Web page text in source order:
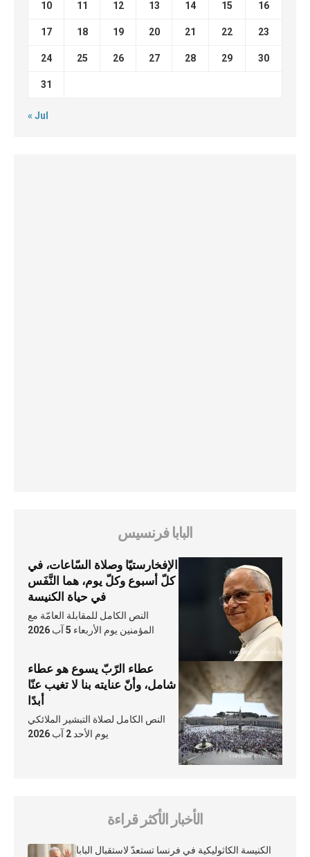
10 11 12 13 14 15 16
17 18 19 20 21 22 23
24 25 26 27 28 29 30
31
« Jul
البابا فرنسيس
الإفخارستيّا وصلاة السّاعات، في
كلّ أسبوع وكلّ يوم، هما النَّفَس
في حياة الكنيسة
النص الكامل للمقابلة العامّة مع
المؤمنين يوم الأربعاء 5 آب 2026
عطاء الرّبّ يسوع هو عطاء
شامل، وأنّ عنايته بنا لا تغيب عنّا
أبدًا
النص الكامل لصلاة التبشير الملائكي
يوم الأحد 2 آب 2026
الأخبار الأكثر قراءة
الكنيسة الكاثوليكية في فرنسا تستعدّ لاستقبال البابا